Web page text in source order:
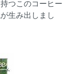
つこのコーヒー
生み出しまし